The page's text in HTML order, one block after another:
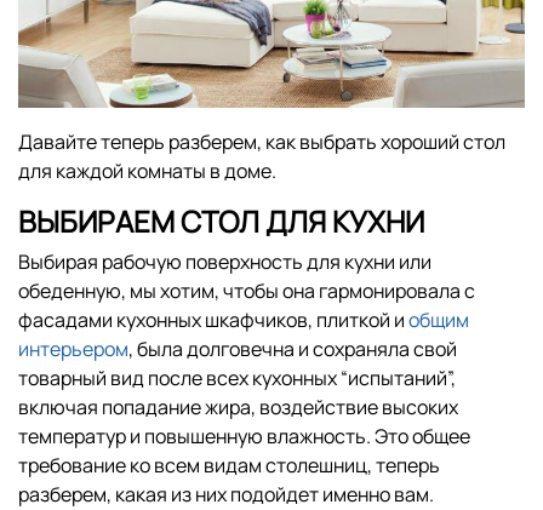
Давайте теперь разберем, как выбрать хороший стол
для каждой комнаты в доме.
ВЫБИРАЕМ СТОЛ ДЛЯ КУХНИ
Выбирая рабочую поверхность для кухни или
обеденную, мы хотим, чтобы она гармонировала с
фасадами кухонных шкафчиков, плиткой иобщим
интерьером, была долговечна и сохраняла свой
товарный вид после всех кухонных “испытаний”,
включая попадание жира, воздействие высоких
температур и повышенную влажность. Это общее
требование ко всем видам столешниц, теперь
разберем, какая из них подойдет именно вам.